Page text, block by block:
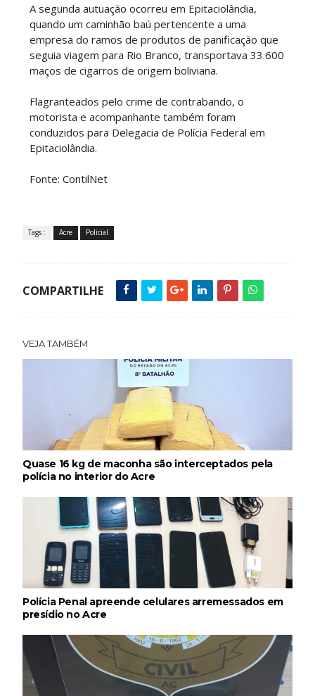
A segunda autuação ocorreu em Epitaciolândia,
quando um caminhão baú pertencente a uma
empresa do ramos de produtos de panificação que
seguia viagem para Rio Branco, transportava 33.600
maços de cigarros de origem boliviana.
Flagranteados pelo crime de contrabando, o
motorista e acompanhante também foram
conduzidos para Delegacia de Polícia Federal em
Epitaciolândia.
Fonte: ContilNet
Tags : Acre Policial
COMPARTILHE
VEJA TAMBÉM
Quase 16 kg de maconha são interceptados pela
polícia no interior do Acre
Polícia Penal apreende celulares arremessados em
presídio no Acre